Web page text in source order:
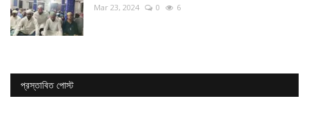
Mar 23, 2024 0 6
প্রস্তাবিত পোস্ট